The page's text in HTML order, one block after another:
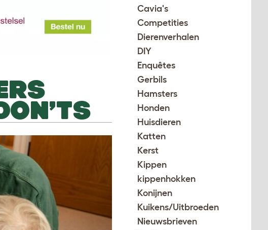
Cavia's
Competities
Dierenverhalen
DIY
Enquêtes
Gerbils
Hamsters
Honden
Huisdieren
Katten
Kerst
Kippen
kippenhokken
Konijnen
Kuikens/Uitbroeden
Nieuwsbrieven